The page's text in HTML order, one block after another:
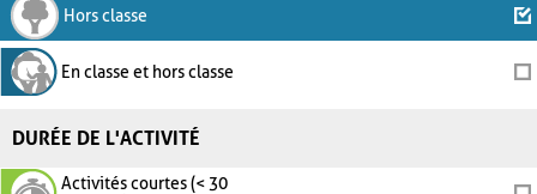
Hors classe
En classe et hors classe
DURÉE DE L'ACTIVITÉ
Activités courtes (< 30